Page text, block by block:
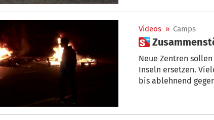
Videos » Camps

Neue Zentren
Inseln ersetzen.
bis ablehnend